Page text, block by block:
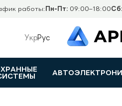
работы: Пн-Пт:09:00–18:00Сб:
УкрРус